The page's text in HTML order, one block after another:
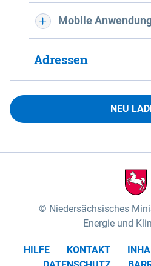
Mobile
Adressen
NEU
Niedersächsisches
Energie und
HILFE KONTAKT